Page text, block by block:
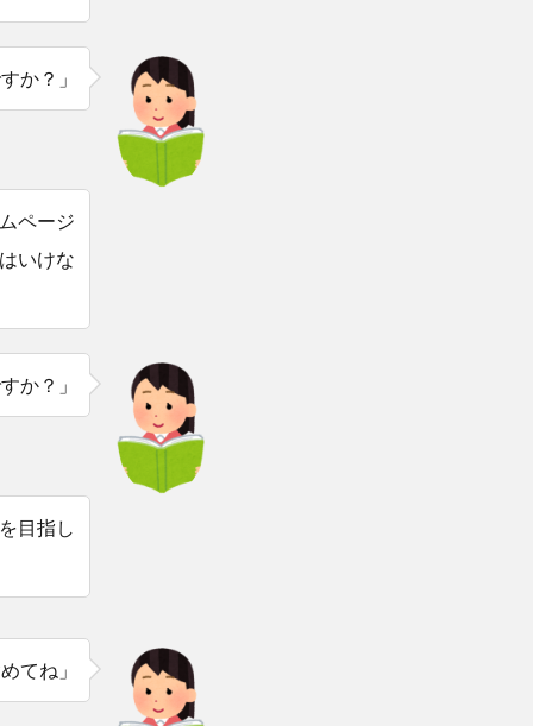
か？」
ページ
いけな
か？」
目指し
てね」